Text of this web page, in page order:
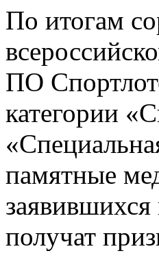
По итогам
ПО
категории
памятные
получат